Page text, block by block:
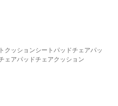
クッションシートパッドチェアパッ
ェアパッドチェアクッション